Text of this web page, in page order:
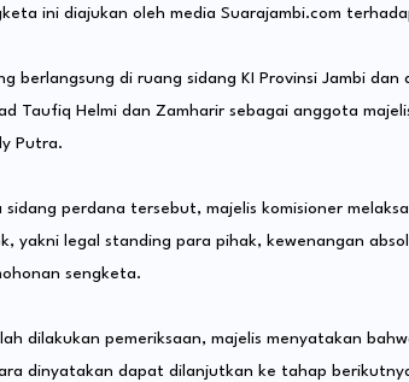
ini diajukan oleh media Suarajambi.com
berlangsung di ruang sidang KI Provinsi Jambi
Taufiq Helmi dan Zamharir sebagai anggota
Putra.
sidang perdana tersebut, majelis komisioner
yakni legal standing para pihak, kewenangan
sengketa.
dilakukan pemeriksaan, majelis menyatakan
dinyatakan dapat dilanjutkan ke tahap